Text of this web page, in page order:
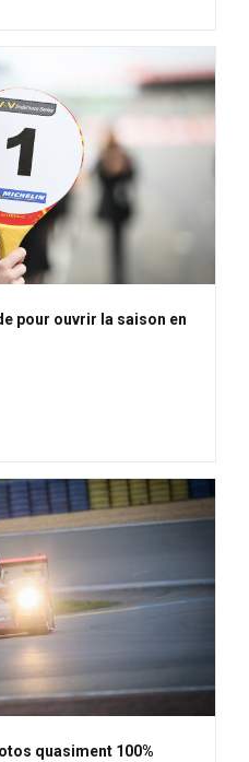
pour ouvrir la saison en
quasiment 100%